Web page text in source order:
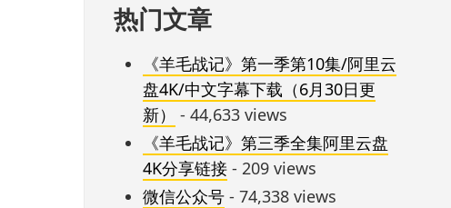
热门文章
《羊毛战记》第一季第10集/阿里云
盘4K/中文字幕下载（6月30日更
新）
- 44,633 views
《羊毛战记》第三季全集阿里云盘
4K分享链接- 209 views
微信公众号- 74,338 views